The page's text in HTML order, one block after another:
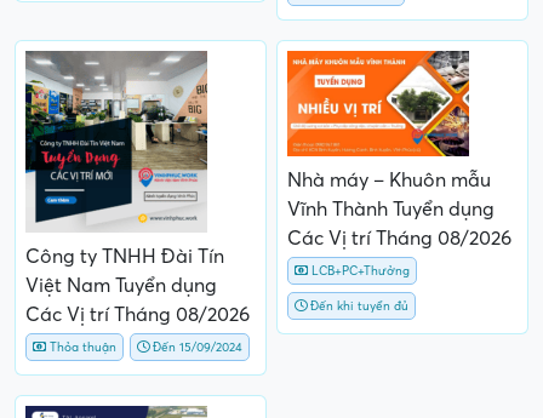
Công ty TNHH Đài Tín
Việt Nam Tuyển dụng
Các Vị trí Tháng 08/2026
Thỏa thuận Đến 15/09/2024
Nhà máy – Khuôn mẫu
Vĩnh Thành Tuyển dụng
Các Vị trí Tháng 08/2026
LCB+PC+Thưởng
Đến khi tuyển đủ